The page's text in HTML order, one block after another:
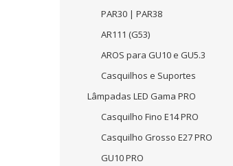
PAR30 | PAR38
AR111 (G53)
AROS para GU10 e GU5.3
Casquilhos e Suportes
Lâmpadas LED Gama PRO
Casquilho Fino E14 PRO
Casquilho Grosso E27 PRO
GU10 PRO